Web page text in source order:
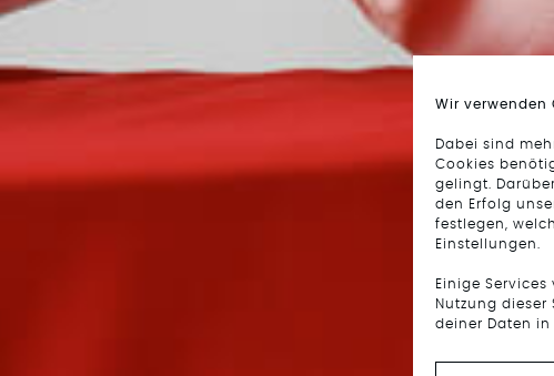
Wir verwenden
Dabei sind
Cookies
gelingt.
den Erfolg
festlegen,
Einstellungen.
Einige
Nutzung
deiner Daten in